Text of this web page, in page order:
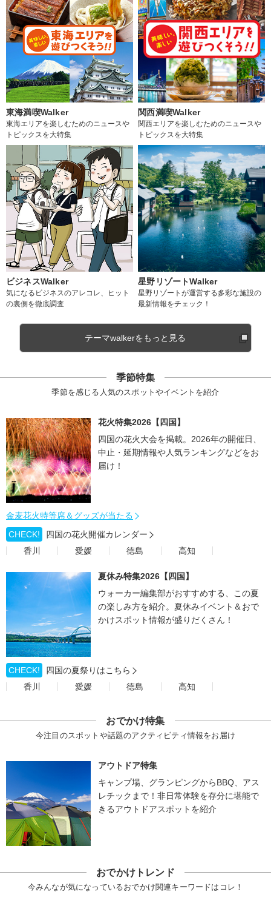
東海満喫Walker
東海エリアを楽しむためのニュースや
トピックスを大特集
関西満喫Walker
関西エリアを楽しむためのニュースや
トピックスを大特集
ビジネスWalker
気になるビジネスのアレコレ、ヒット
の裏側を徹底調査
星野リゾートWalker
星野リゾートが運営する多彩な施設の
最新情報をチェック！
テーマwalkerをもっと見る
季節特集
季節を感じる人気のスポットやイベントを紹介
花火特集2026【四国】
四国の花火大会を掲載。2026年の開催日、
中止・延期情報や人気ランキングなどをお
届け！
金麦花火特等席＆グッズが当たる
CHECK!
四国の花火開催カレンダー
香川
愛媛 徳島 高知
夏休み特集2026【四国】
ウォーカー編集部がおすすめする、この夏
の楽しみ方を紹介。夏休みイベント＆おで
かけスポット情報が盛りだくさん！
CHECK!
四国の夏祭りはこちら
香川
愛媛 徳島 高知
おでかけ特集
今注目のスポットや話題のアクティビティ情報をお届け
アウトドア特集
キャンプ場、グランピングからBBQ、アス
レチックまで！非日常体験を存分に堪能で
きるアウトドアスポットを紹介
おでかけトレンド
今みんなが気になっているおでかけ関連キーワードはコレ！